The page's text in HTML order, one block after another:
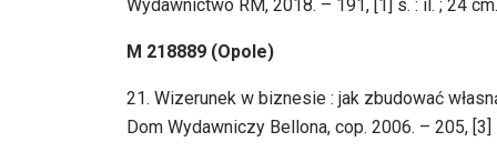
Wydawnictwo RM, 2018. – 191, [1] s. : il. ; 24 cm.
M 218889 (Opole)
21. Wizerunek w biznesie : jak zbudować
Dom Wydawniczy Bellona, cop. 2006. – 205, [3]